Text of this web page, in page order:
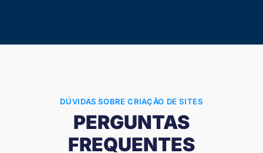
DÚVIDAS SOBRE CRIAÇÃO DE SITES
PERGUNTAS
FREQUENTES